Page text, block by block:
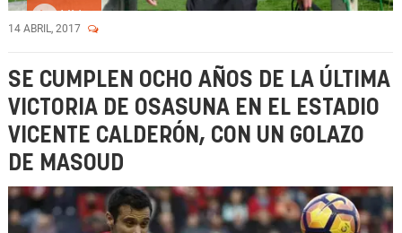
14 ABRIL, 2017
SE CUMPLEN OCHO AÑOS DE LA ÚLTIMA
VICTORIA DE OSASUNA EN EL ESTADIO
VICENTE CALDERÓN, CON UN GOLAZO
DE MASOUD